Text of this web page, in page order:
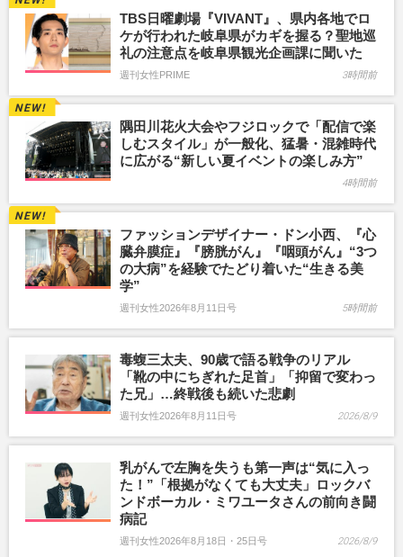
TBS日曜劇場『VIVANT』、県内各地でロ
ケが行われた岐阜県がカギを握る？聖地巡
礼の注意点を岐阜県観光企画課に聞いた
週刊女性PRIME 3時間前
隅田川花火大会やフジロックで「配信で楽
しむスタイル」が一般化、猛暑・混雑時代
に広がる“新しい夏イベントの楽しみ方”
4時間前
ファッションデザイナー・ドン小西、『心
臓弁膜症』『膀胱がん』『咽頭がん』“3つ
の大病”を経験でたどり着いた“生きる美
学”
週刊女性2026年8月11日号 5時間前
毒蝮三太夫、90歳で語る戦争のリアル
「靴の中にちぎれた足首」「抑留で変わっ
た兄」…終戦後も続いた悲劇
週刊女性2026年8月11日号 2026/8/9
乳がんで左胸を失うも第一声は“気に入っ
た！”「根拠がなくても大丈夫」ロックバ
ンドボーカル・ミワユータさんの前向き闘
病記
週刊女性2026年8月18日・25日号 2026/8/9